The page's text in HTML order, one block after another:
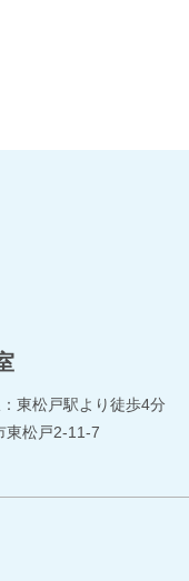
東松戸駅より徒歩4分
松戸2-11-7